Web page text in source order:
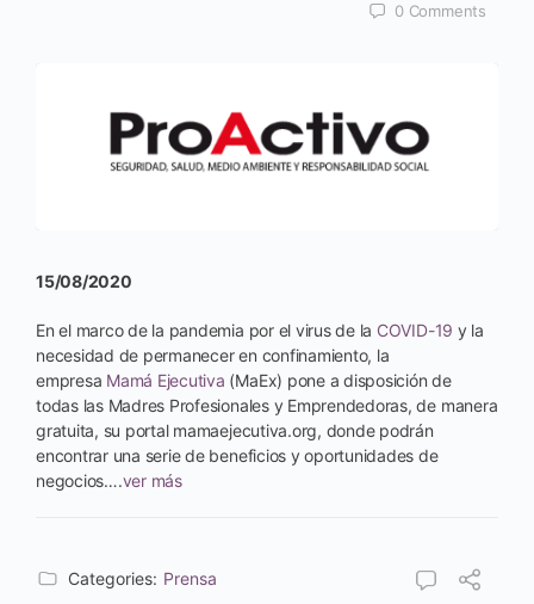
0 Comments
15/08/2020
En el marco de la pandemia por el virus de la COVID-19 y la
necesidad de permanecer en confinamiento, la
empresa Mamá Ejecutiva (MaEx) pone a disposición de
todas las Madres Profesionales y Emprendedoras, de manera
gratuita, su portal mamaejecutiva.org, donde podrán
encontrar una serie de beneficios y oportunidades de
negocios….ver más
Categories: Prensa